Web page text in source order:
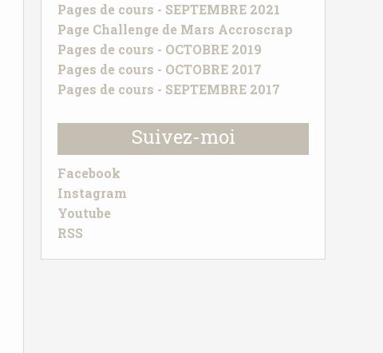
Pages de cours - SEPTEMBRE 2021
Page Challenge de Mars Accroscrap
Pages de cours - OCTOBRE 2019
Pages de cours - OCTOBRE 2017
Pages de cours - SEPTEMBRE 2017
Suivez-moi
Facebook
Instagram
Youtube
RSS